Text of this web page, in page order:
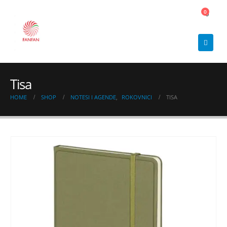
00
Tisa
HOME SHOP NOTESI I AGENDE, ROKOVNICI TISA